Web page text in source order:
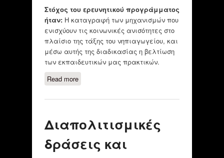
Στόχος του ερευνητικού προγράμματος
ήταν: Η καταγραφή των μηχανισμών που
ενισχύουν τις κοινωνικές ανισότητες στο
πλαίσιο της τάξης του νηπιαγωγείου, και
μέσω αυτής της διαδικασίας η βελτίωση
των εκπαιδευτικών μας πρακτικών.
Read moreabout Ερευνητική δράση από
νηπιαγωγεία της Αθήνας με
Διαπολιτισμικές
δράσεις και